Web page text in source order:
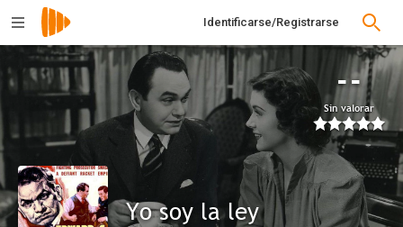
Identificarse/Registrarse
--
Sin valorar
Yo soy la ley